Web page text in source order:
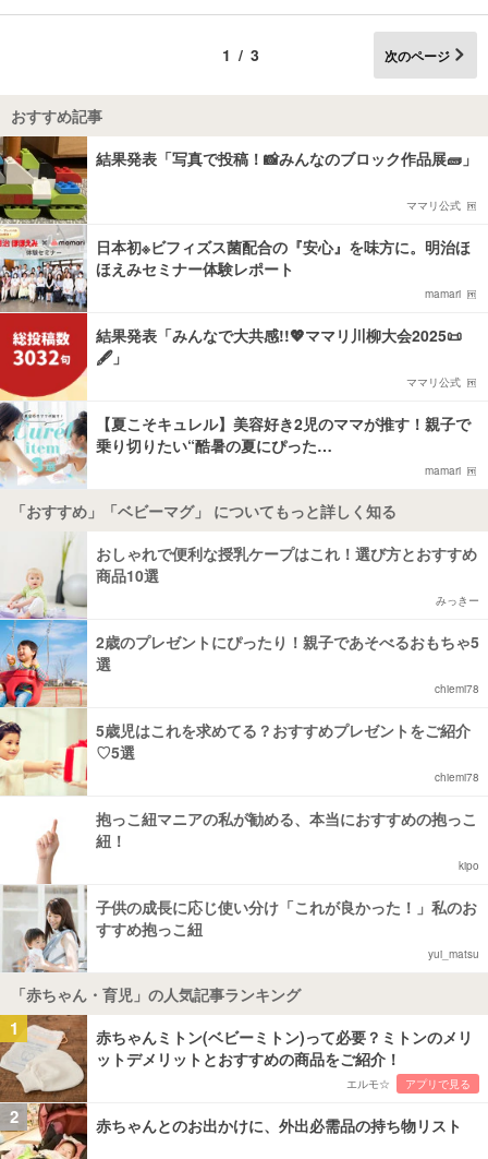
1/3 次のページ
おすすめ記事
結果発表「写真で投稿！📸みんなのブロック作品展🧱」
ママリ公式
日本初※ビフィズス菌配合の『安心』を味方に。明治ほ
ほえみセミナー体験レポート
mamari
結果発表「みんなで大共感!!💖ママリ川柳大会2025📜
🖋️」
ママリ公式
【夏こそキュレル】美容好き2児のママが推す！親子で
乗り切りたい“酷暑の夏にぴった…
mamari
「おすすめ」「ベビーマグ」 についてもっと詳しく知る
おしゃれで便利な授乳ケープはこれ！選び方とおすすめ
商品10選
みっきー
2歳のプレゼントにぴったり！親子であそべるおもちゃ5
選
chiemi78
5歳児はこれを求めてる？おすすめプレゼントをご紹介
♡5選
chiemi78
抱っこ紐マニアの私が勧める、本当におすすめの抱っこ
紐！
kipo
子供の成長に応じ使い分け「これが良かった！」私のお
すすめ抱っこ紐
yui_matsu
「赤ちゃん・育児」の人気記事ランキング
1
赤ちゃんミトン(ベビーミトン)って必要？ミトンのメリ
ットデメリットとおすすめの商品をご紹介！
エルモ☆ アプリで見る
2 赤ちゃんとのお出かけに、外出必需品の持ち物リスト